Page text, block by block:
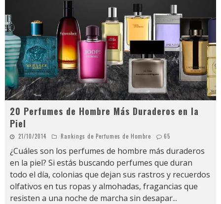
20 Perfumes de Hombre Más Duraderos en la
Piel
21/10/2014 Rankings de Perfumes de Hombre 65
¿Cuáles son los perfumes de hombre más duraderos
en la piel? Si estás buscando perfumes que duran
todo el día, colonias que dejan sus rastros y recuerdos
olfativos en tus ropas y almohadas, fragancias que
resisten a una noche de marcha sin desapar...